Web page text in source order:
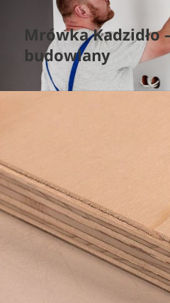
Mrówka Kadzidło
budowlany